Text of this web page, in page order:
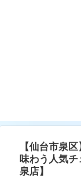
【仙台市泉
味わう人気
泉店】